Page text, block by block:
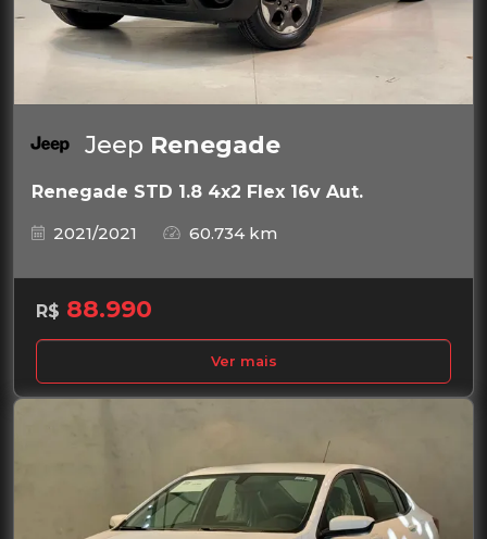
Jeep Renegade
Renegade STD 1.8 4x2 Flex 16v Aut.
2021/2021
60.734 km
R$ 88.990
Ver mais